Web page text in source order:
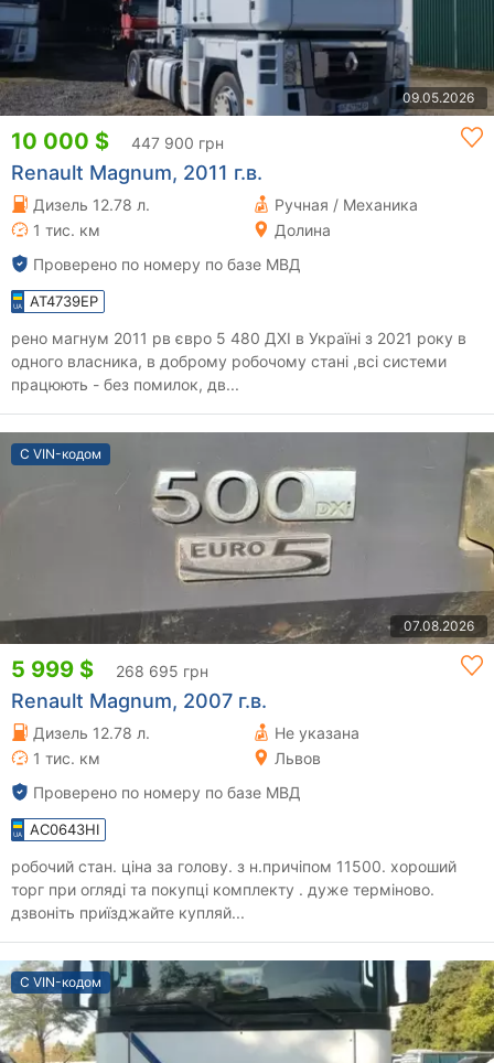
09.05.2026
10 000 $ 447 900 грн
Renault Magnum, 2011 г.в.
Дизель 12.78 л.
Ручная / Механика
1 тис. км
Долина
Проверено по номеру по базе МВД
AT4739EP
рено магнум 2011 рв євро 5 480 ДХІ в Україні з 2021 року в
одного власника, в доброму робочому стані ,всі системи
працюють - без помилок, дв...
С VIN-кодом
07.08.2026
5 999 $ 268 695 грн
Renault Magnum, 2007 г.в.
Дизель 12.78 л.
Не указана
1 тис. км
Львов
Проверено по номеру по базе МВД
AC0643HI
робочий стан. ціна за голову. з н.причіпом 11500. хороший
торг при огляді та покупці комплекту . дуже терміново.
дзвоніть приїзджайте купляй...
С VIN-кодом